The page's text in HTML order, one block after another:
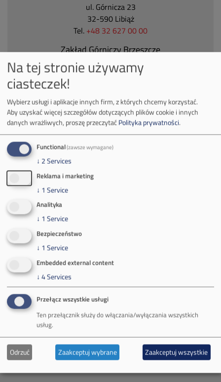
ul. Górnicza 23
32-590 Libiąż
Tel. +48 32 627 00 00
Zakład Górniczy Brzeszcze
ul.Kościuszki 1
32-620 Brzeszcze
Kontakt dla mediów:
media@pkw-sa.pl
+48 32 618 56 02
(poniedziałek-piątek 7:00-15:00)
Spółka Południowy Koncern Węglowy
Zakład Górniczy Brzeszcze
Zakład Górniczy Janina
Zakład Górniczy Sobieski
Na tej stronie używamy
ciasteczek!
Wybierz usługi i aplikacje innych firm, z których chcemy korzystać.
Aby uzyskać więcej szczegółów dotyczących plików cookie i innych
danych wrażliwych, proszę przeczytaćPolityka prywatności.
Functional(zawsze wymagane)
↓ 2Services
Reklama i marketing
↓ 1 Service
Analityka
↓ 1 Service
Bezpieczeństwo
↓ 1 Service
Embedded external content
↓ 4Services
Przełącz wszystkie usługi
Ten przełącznik służy do włączania/wyłączania wszystkich
usług.
Odrzuć Zaakceptuj wybrane Zaakceptuj wszystkie